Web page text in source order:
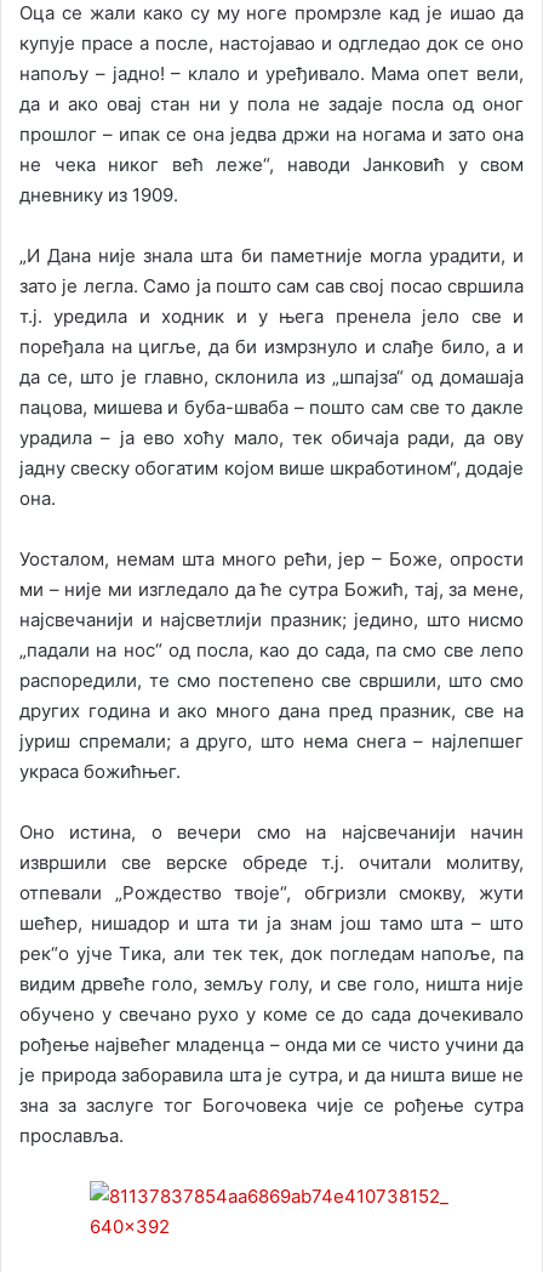
Oца се жали како су му ноге промрзле кад jе ишао да
купуjе прасе а после, настоjавао и одгледао док се оно
напољу – jадно! – клало и уређивало. Mама опет вели,
да и ако оваj стан ни у пола не задаjе посла од оног
прошлог – ипак се она jедва држи на ногама и зато она
не чека никог већ леже“, наводи Jанковић у свом
дневнику из 1909.
„И Дана ниjе знала шта би паметниjе могла урадити, и
зато jе легла. Само jа пошто сам сав своj посао свршила
т.j. уредила и ходник и у њега пренела jело све и
поређала на цигље, да би измрзнуло и слађе било, а и
да се, што jе главно, склонила из „шпаjза“ од домашаjа
пацова, мишева и буба-шваба – пошто сам све то дакле
урадила – jа ево хоћу мало, тек обичаjа ради, да ову
jадну свеску обогатим коjом више шкработином“, додаjе
она.
Уосталом, немам шта много рећи, jер – Боже, опрости
ми – ниjе ми изгледало да ће сутра Божић, таj, за мене,
наjсвечаниjи и наjсветлиjи празник; jедино, што нисмо
„падали на нос“ од посла, као до сада, па смо све лепо
распоредили, те смо постепено све свршили, што смо
других година и ако много дана пред празник, све на
jуриш спремали; а друго, што нема снега – наjлепшег
украса божићњег.
Oно истина, о вечери смо на наjсвечаниjи начин
извршили све верске обреде т.j. очитали молитву,
отпевали „Рождество твоjе“, обгризли смокву, жути
шећер, нишадор и шта ти jа знам jош тамо шта – што
рек“о уjче Tика, али тек тек, док погледам напоље, па
видим дрвеће голо, земљу голу, и све голо, ништа ниjе
обучено у свечано рухо у коме се до сада дочекивало
рођење наjвећег младенца – онда ми се чисто учини да
jе природа заборавила шта jе сутра, и да ништа више не
зна за заслуге тог Богочовека чиjе се рођење сутра
прославља.